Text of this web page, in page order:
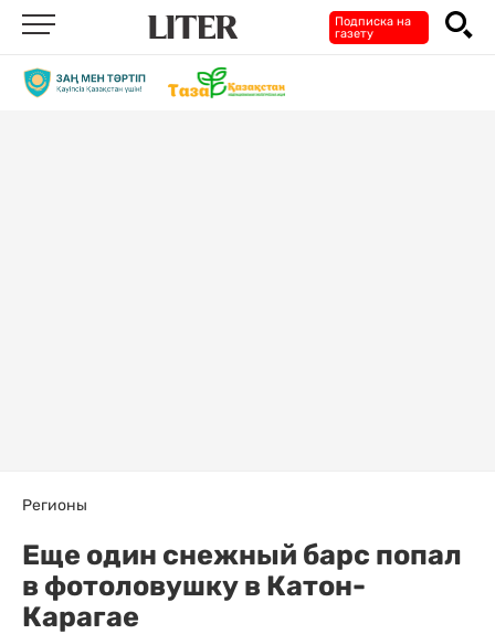
Подписка на
газету
Регионы
Еще один снежный барс попал
в фотоловушку в Катон-
Карагае